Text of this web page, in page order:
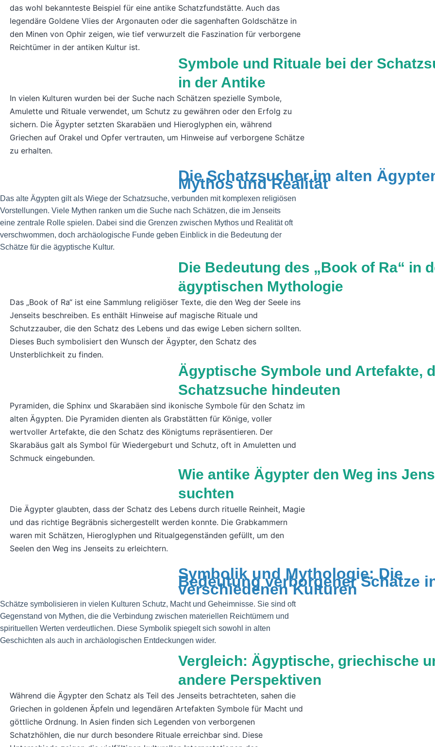
das wohl bekannteste Beispiel für eine antike Schatzfundstätte. Auch das
legendäre Goldene Vlies der Argonauten oder die sagenhaften Goldschätze in
den Minen von Ophir zeigen, wie tief verwurzelt die Faszination für verborgene
Reichtümer in der antiken Kultur ist.
Symbole und Rituale bei der
in der Antike
In vielen Kulturen wurden bei der Suche nach Schätzen spezielle Symbole,
Amulette und Rituale verwendet, um Schutz zu gewähren oder den Erfolg zu
sichern. Die Ägypter setzten Skarabäen und Hieroglyphen ein, während
Griechen auf Orakel und Opfer vertrauten, um Hinweise auf verborgene Schätze
zu erhalten.
Die Schatzsucher im alten
Mythos und Realität
Das alte Ägypten gilt als Wiege der Schatzsuche, verbunden mit komplexen religiösen
Vorstellungen. Viele Mythen ranken um die Suche nach Schätzen, die im Jenseits
eine zentrale Rolle spielen. Dabei sind die Grenzen zwischen Mythos und Realität oft
verschwommen, doch archäologische Funde geben Einblick in die Bedeutung der
Schätze für die ägyptische Kultur.
Die Bedeutung des „Book of Ra“ in
ägyptischen Mythologie
Das „Book of Ra“ ist eine Sammlung religiöser Texte, die den Weg der Seele ins
Jenseits beschreiben. Es enthält Hinweise auf magische Rituale und
Schutzzauber, die den Schatz des Lebens und das ewige Leben sichern sollten.
Dieses Buch symbolisiert den Wunsch der Ägypter, den Schatz des
Unsterblichkeit zu finden.
Ägyptische Symbole und Artefakte,
Schatzsuche hindeuten
Pyramiden, die Sphinx und Skarabäen sind ikonische Symbole für den Schatz im
alten Ägypten. Die Pyramiden dienten als Grabstätten für Könige, voller
wertvoller Artefakte, die den Schatz des Königtums repräsentieren. Der
Skarabäus galt als Symbol für Wiedergeburt und Schutz, oft in Amuletten und
Schmuck eingebunden.
Wie antike Ägypter den Weg ins
suchten
Die Ägypter glaubten, dass der Schatz des Lebens durch rituelle Reinheit, Magie
und das richtige Begräbnis sichergestellt werden konnte. Die Grabkammern
waren mit Schätzen, Hieroglyphen und Ritualgegenständen gefüllt, um den
Seelen den Weg ins Jenseits zu erleichtern.
Symbolik und Mythologie: Die
Bedeutung verborgener Schätze
verschiedenen Kulturen
Schätze symbolisieren in vielen Kulturen Schutz, Macht und Geheimnisse. Sie sind oft
Gegenstand von Mythen, die die Verbindung zwischen materiellen Reichtümern und
spirituellen Werten verdeutlichen. Diese Symbolik spiegelt sich sowohl in alten
Geschichten als auch in archäologischen Entdeckungen wider.
Vergleich: Ägyptische, griechische
andere Perspektiven
Während die Ägypter den Schatz als Teil des Jenseits betrachteten, sahen die
Griechen in goldenen Äpfeln und legendären Artefakten Symbole für Macht und
göttliche Ordnung. In Asien finden sich Legenden von verborgenen
Schatzhöhlen, die nur durch besondere Rituale erreichbar sind. Diese